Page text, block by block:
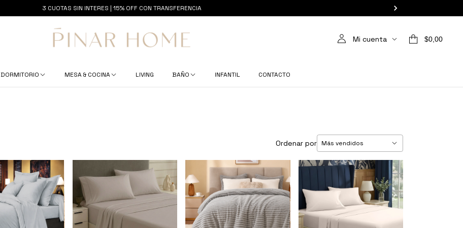
3 CUOTAS SIN INTERES | 15% OFF CON TRANSFERENCIA
Mi cuenta $0,00
DORMITORIO MESA & COCINA LIVING BAÑO INFANTIL CONTACTO
Ordenar por